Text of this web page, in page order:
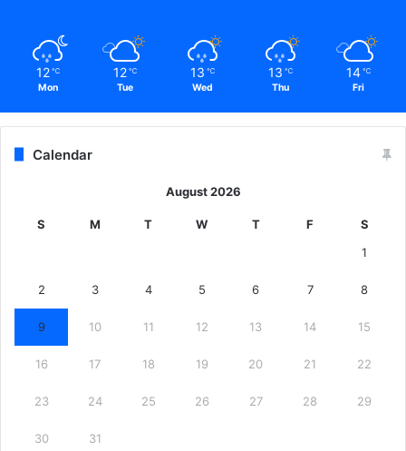
12 ℃
Mon
12 ℃
Tue
13 ℃
Wed
13 ℃
Thu
14 ℃
Fri
Calendar
August 2026
S M T W T F
S
1
2 3 4 5 6 7 8
9 10 11 12 13 14 15
16 17 18 19 20 21 22
23 24 25 26 27 28 29
30 31